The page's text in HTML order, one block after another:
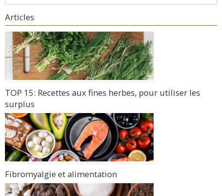
Articles
TOP 15: Recettes aux fines herbes, pour utiliser les
surplus
Fibromyalgie et alimentation